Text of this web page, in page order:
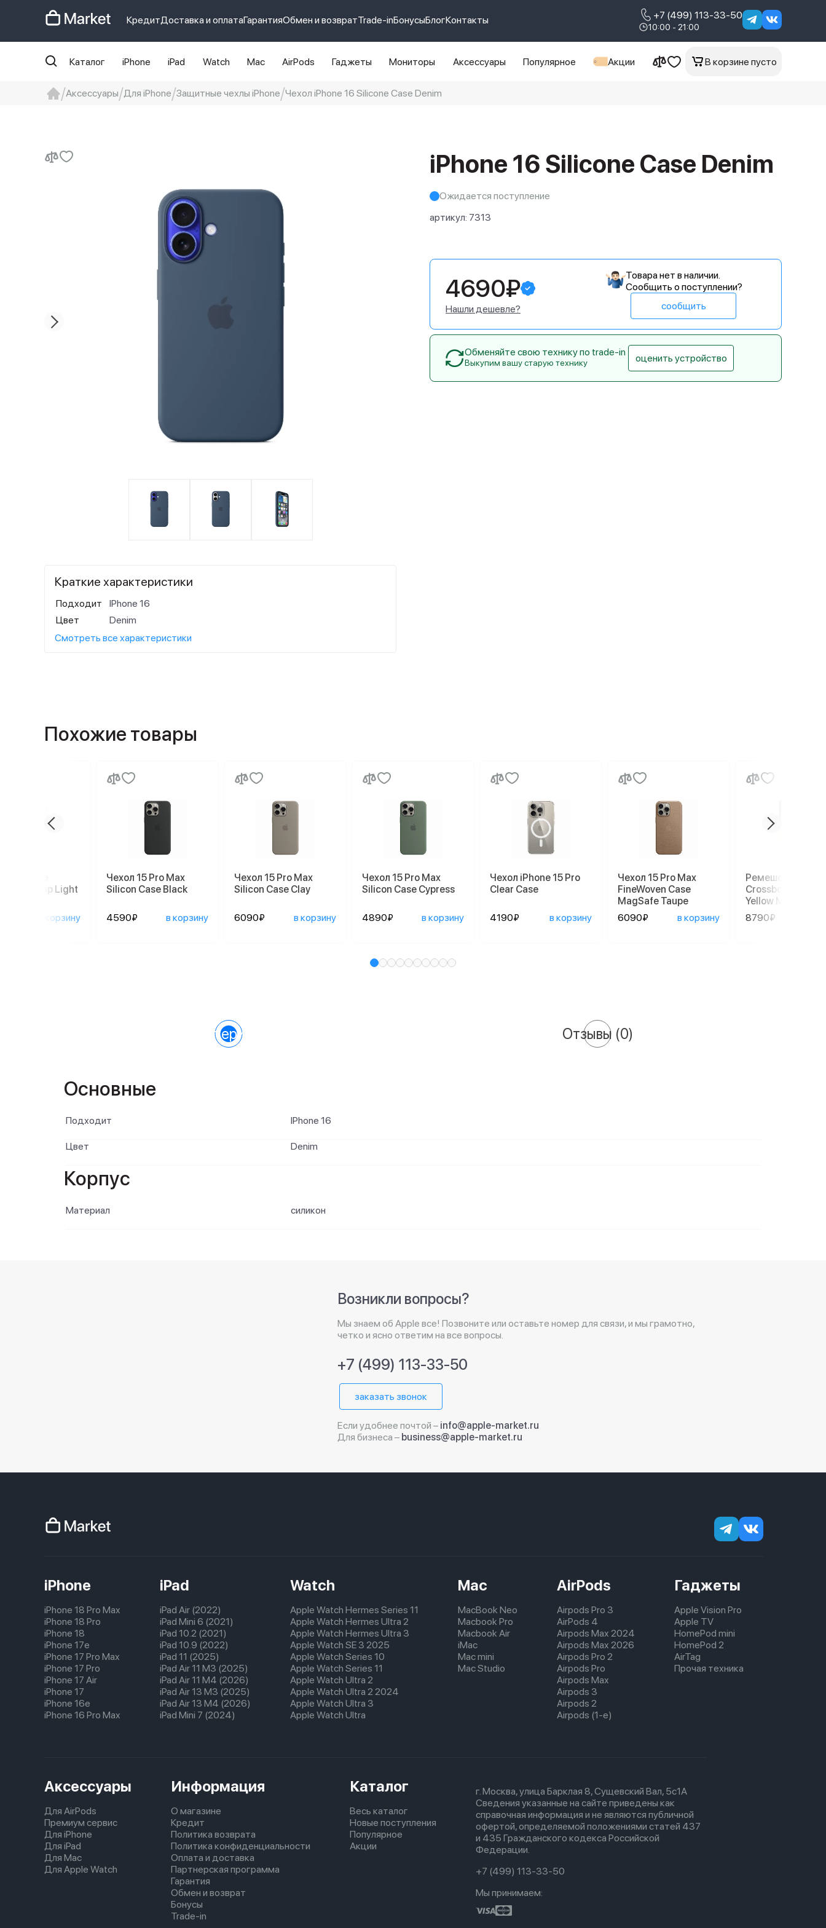
КредитДоставка и оплатаГарантияОбмен и возвратTrade-inБонусыБлогКонтакты +7 (499) 113-33-50
10:00 - 21:00
Каталог iPhone iPad Watch Mac AirPods Гаджеты Мониторы Аксессуары Популярное Акции В корзине пусто
Аксессуары Для iPhone Защитные чехлы iPhone Чехол iPhone 16 Silicone Case Denim
iPhone 16 Silicone Case Denim
Ожидается поступление
артикул: 7313
Краткие характеристики
Подходит
IPhone 16
Цвет
Denim
Смотреть все характеристики
4690₽
Нашли дешевле?
Товара нет в наличии.
Сообщить о поступлении?
сообщить
Обменяйте свою технику по trade-in
Выкупим вашу старую технику оценить устройство
Похожие товары
Strap Light
в корзину
Чехол 15 Pro Max
Silicon Case Black
4590₽ в корзину
Чехол 15 Pro Max
Silicon Case Clay
6090₽ в корзину
Чехол 15 Pro Max
Silicon Case Cypress
4890₽ в корзину
Чехол iPhone 15 Pro
Clear Case
4190₽ в корзину
Чехол 15 Pro Max
FineWoven Case
MagSafe Taupe
6090₽
в корзину
Ремешок Apple
Crossbody Strap
Yellow MGGE4
8790₽
Характеристики Отзывы (0)
Основные
Подходит IPhone 16
Цвет Denim
Корпус
Материал силикон
Возникли вопросы?
Мы знаем об Apple все! Позвоните или оставьте номер для связи, и мы грамотно,
четко и ясно ответим на все вопросы.
+7 (499) 113-33-50
заказать звонок
Если удобнее почтой – info@apple-market.ru
Для бизнеса – business@apple-market.ru
iPhone
iPhone 18 Pro Max
iPhone 18 Pro
iPhone 18
iPhone 17e
iPhone 17 Pro Max
iPhone 17 Pro
iPhone 17 Air
iPhone 17
iPhone 16e
iPhone 16 Pro Max
iPad
iPad Air (2022)
iPad Mini 6 (2021)
iPad 10.2 (2021)
iPad 10.9 (2022)
iPad 11 (2025)
iPad Air 11 M3 (2025)
iPad Air 11 M4 (2026)
iPad Air 13 M3 (2025)
iPad Air 13 M4 (2026)
iPad Mini 7 (2024)
Watch
Apple Watch Hermes Series 11
Apple Watch Hermes Ultra 2
Apple Watch Hermes Ultra 3
Apple Watch SE 3 2025
Apple Watch Series 10
Apple Watch Series 11
Apple Watch Ultra 2
Apple Watch Ultra 2 2024
Apple Watch Ultra 3
Apple Watch Ultra
Mac
MacBook Neo
Macbook Pro
Macbook Air
iMac
Mac mini
Mac Studio
AirPods
Airpods Pro 3
AirPods 4
Airpods Max 2024
Airpods Max 2026
Airpods Pro 2
Airpods Pro
Airpods Max
Airpods 3
Airpods 2
Airpods (1-е)
Гаджеты
Apple Vision Pro
Apple TV
HomePod mini
HomePod 2
AirTag
Прочая техника
Аксессуары
Для AirPods
Премиум сервис
Для iPhone
Для iPad
Для Mac
Для Apple Watch
Информация
О магазине
Кредит
Политика возврата
Политика конфиденциальности
Оплата и доставка
Партнерская программа
Гарантия
Обмен и возврат
Бонусы
Trade-in
Каталог
Весь каталог
Новые поступления
Популярное
Акции
г. Москва, улица Барклая 8, Сущевский Вал, 5с1А
Сведения указанные на сайте приведены как
справочная информация и не являются публичной
офертой, определяемой положениями статей 437
и 435 Гражданского кодекса Российской
Федерации.
+7 (499) 113-33-50
Мы принимаем: